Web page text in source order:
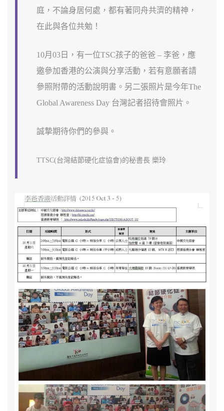
庭，不論身居何處，都有著同舟共濟的精神，
在此與各位共勉！
10月03日，有一位TSC孩子的爸爸 – 李爸，應
邀參加香港的公演與分享活動，若有意願者請
參照附帶的活動說明書。另二張照片是今年The
Global Awareness Day 台灣記者招待會照片。
誠摯期待你們的參與。
TTSC(台灣結節硬化症協會)的秘書長 樂玲